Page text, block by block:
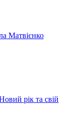
Матвієнко
рік та свій